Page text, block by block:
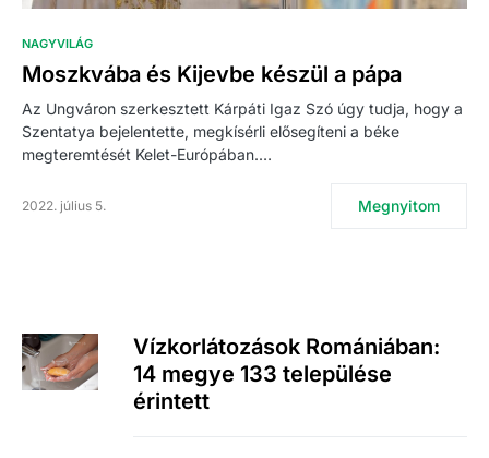
NAGYVILÁG
Moszkvába és Kijevbe készül a pápa
Az Ungváron szerkesztett Kárpáti Igaz Szó úgy tudja, hogy a
Szentatya bejelentette, megkísérli elősegíteni a béke
megteremtését Kelet-Európában.…
2022. július 5. Megnyitom
Vízkorlátozások Romániában:
14 megye 133 települése
érintett